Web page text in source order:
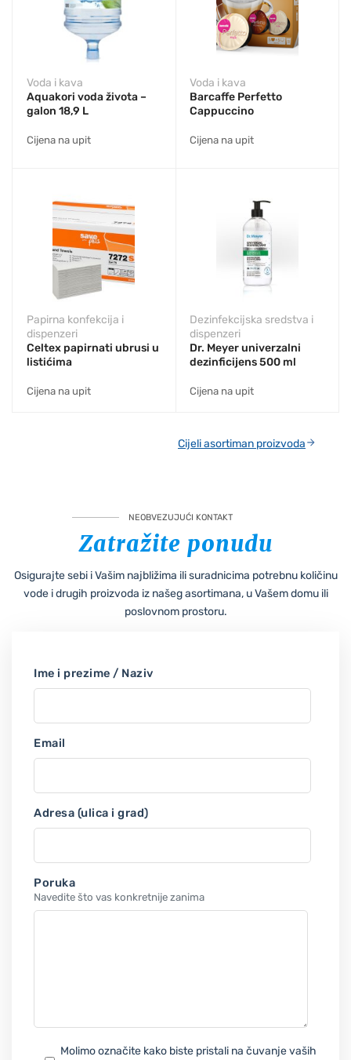
Voda i kava
Aquakori voda života –
galon 18,9 L
Cijena na upit
Voda i kava
Barcaffe Perfetto
Cappuccino
Cijena na upit
Papirna konfekcija i
dispenzeri
Celtex papirnati ubrusi u
listićima
Cijena na upit
Dezinfekcijska sredstva i
dispenzeri
Dr. Meyer univerzalni
dezinficijens 500 ml
Cijena na upit
Cijeli asortiman proizvoda
NEOBVEZUJUĆI KONTAKT
Zatražite ponudu
Osigurajte sebi i Vašim najbližima ili suradnicima potrebnu količinu
vode i drugih proizvoda iz našeg asortimana, u Vašem domu ili
poslovnom prostoru.
Ime i prezime / Naziv
Email
Adresa (ulica i grad)
Poruka
Navedite što vas konkretnije zanima
Molimo označite kako biste pristali na čuvanje vaših